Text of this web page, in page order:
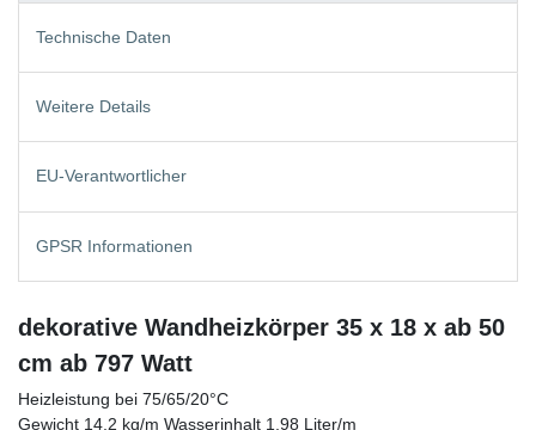
Technische Daten
Weitere Details
EU-Verantwortlicher
GPSR Informationen
dekorative Wandheizkörper 35 x 18 x ab 50
cm ab 797 Watt
Heizleistung bei 75/65/20°C
Gewicht 14,2 kg/m Wasserinhalt 1,98 Liter/m